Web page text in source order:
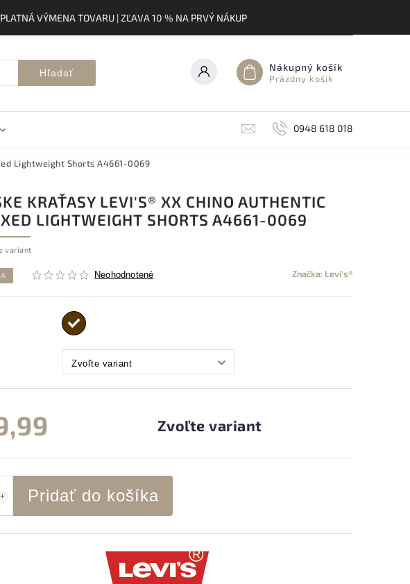
VÝMENA TOVARU | ZĽAVA 10 % NA PRVÝ NÁKUP
Hľadať Nákupný košík
Prázdny košík
0948 618 018
Lightweight Shorts A4661-0069
KRAŤASY LEVI'S® XX CHINO AUTHENTIC
LIGHTWEIGHT SHORTS A4661-0069
variant
Neohodnotené Značka: Levi's®
Zvoľte variant
Pridať do košíka